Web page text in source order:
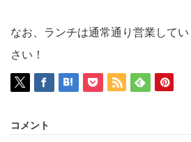
なお、ランチは通常通り営業して
さい！
コメント